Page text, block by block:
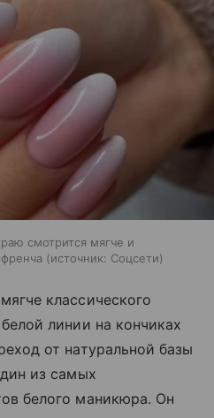
смотрится мягче и
источник: Соцсети
классического
линии на кончиках
от натуральной базы
из самых
белого маникюра. Он